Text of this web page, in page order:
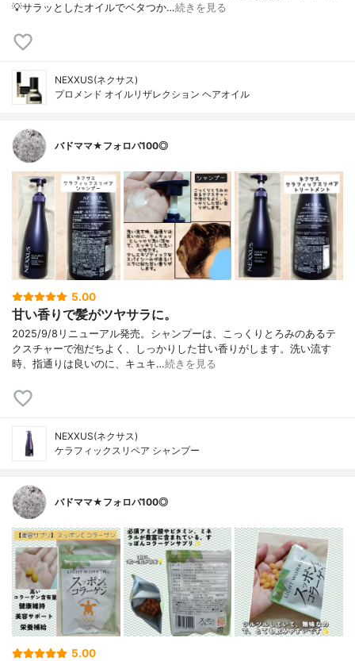
💡サラッとしたオイルでベタつか…続きを見る
NEXXUS(ネクサス)
プロメンド オイルリザレクション ヘアオイル
バドママ★フォロバ100◎
5.00
甘い香りで髪がツヤサラに。
2025/9/8リニューアル発売。シャンプーは、こっくりとろみのあるテ
クスチャーで泡だちよく、しっかりした甘い香りがします。洗い流す
時、指通りは良いのに、キュキ…続きを見る
NEXXUS(ネクサス)
ケラフィックスリペア シャンプー
バドママ★フォロバ100◎
5.00